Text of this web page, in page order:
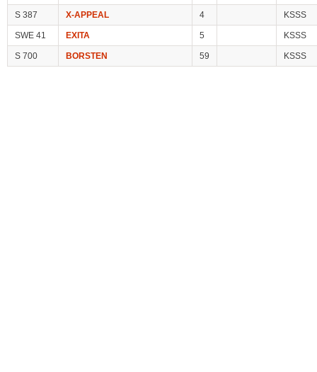
S 387 X-APPEAL 4 KSSS
SWE 41 EXITA 5 KSSS
S 700 BORSTEN 59 KSSS